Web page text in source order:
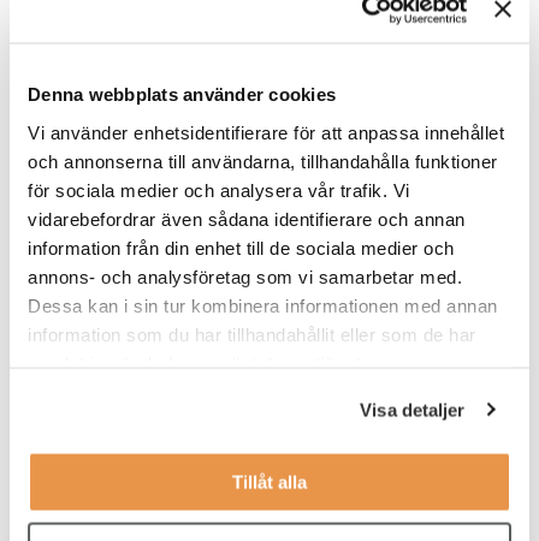
Denna webbplats använder cookies
Vi använder enhetsidentifierare för att anpassa innehållet
och annonserna till användarna, tillhandahålla funktioner
för sociala medier och analysera vår trafik. Vi
vidarebefordrar även sådana identifierare och annan
information från din enhet till de sociala medier och
annons- och analysföretag som vi samarbetar med.
Dessa kan i sin tur kombinera informationen med annan
information som du har tillhandahållit eller som de har
Visa detaljer
Tillåt alla
Hallunda, Vårberg, Bredäng och Skärholmen.
Du planerar själv ditt arbete dagligen och veckovis, så att du
hinner med både kundkontakt och administrativt arbete. Till din
hjälp har du avstämningar med en area manager, och under
introduktionen tar du del av vilka rutiner som du behöver ha koll
på.
Våra förväntningar
Vi söker dig som:
jobbar effektivt, organiserat och självständigt
har lätt att anpassa dig efter olika situationer